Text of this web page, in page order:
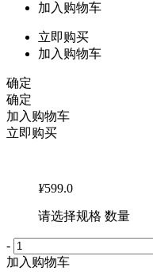
加入购物车
立即购买
加入购物车
确定
确定
加入购物车
立即购买
¥599.0
请选择规格 数量
-
加入购物车